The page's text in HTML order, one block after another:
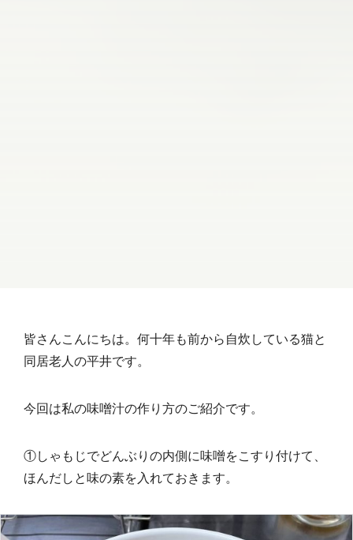
皆さんこんにちは。何十年も前から自炊している猫と
同居老人の平井です。
今回は私の味噌汁の作り方のご紹介です。
①しゃもじでどんぶりの内側に味噌をこすり付けて、
ほんだしと味の素を入れておきます。